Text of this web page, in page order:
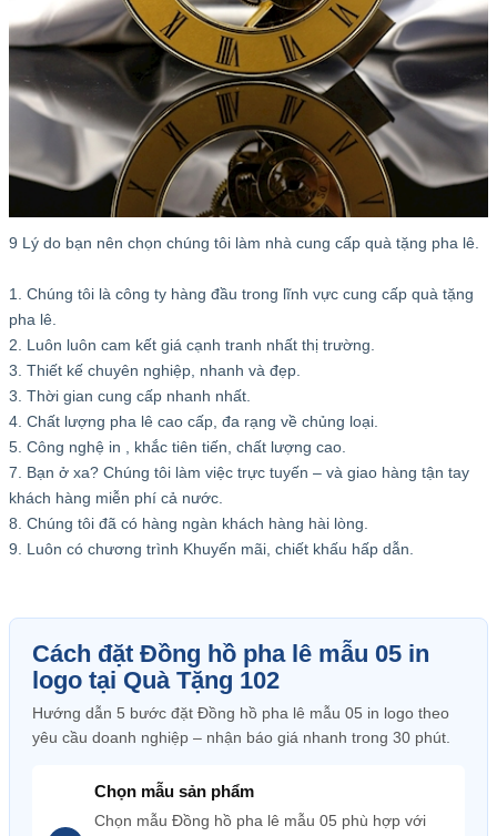
9 Lý do bạn nên chọn chúng tôi làm nhà cung cấp quà tặng pha lê.
1. Chúng tôi là công ty hàng đầu trong lĩnh vực cung cấp quà tặng
pha lê.
2. Luôn luôn cam kết giá cạnh tranh nhất thị trường.
3. Thiết kế chuyên nghiệp, nhanh và đẹp.
3. Thời gian cung cấp nhanh nhất.
4. Chất lượng pha lê cao cấp, đa rạng về chủng loại.
5. Công nghệ in , khắc tiên tiến, chất lượng cao.
7. Bạn ở xa? Chúng tôi làm việc trực tuyến – và giao hàng tận tay
khách hàng miễn phí cả nước.
8. Chúng tôi đã có hàng ngàn khách hàng hài lòng.
9. Luôn có chương trình Khuyến mãi, chiết khấu hấp dẫn.
Cách đặt Đồng hồ pha lê mẫu 05 in
logo tại Quà Tặng 102
Hướng dẫn 5 bước đặt Đồng hồ pha lê mẫu 05 in logo theo
yêu cầu doanh nghiệp – nhận báo giá nhanh trong 30 phút.
Chọn mẫu sản phẩm
Chọn mẫu Đồng hồ pha lê mẫu 05 phù hợp với